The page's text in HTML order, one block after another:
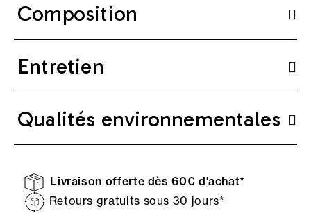
Composition
Entretien
Qualités environnementales
Livraison offerte dès 60€ d'achat*
Retours gratuits sous 30 jours*